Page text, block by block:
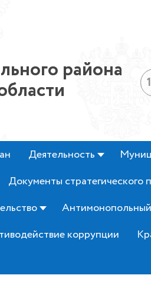
района
Деятельность
Документы стратегического
коррупции